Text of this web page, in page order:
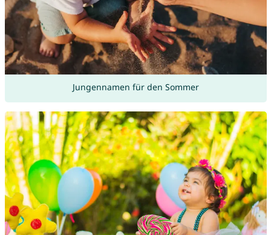
Jungennamen für den Sommer